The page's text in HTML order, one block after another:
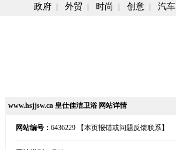
政府 | 外贸 | 时尚 | 创意 | 汽车
www.hsjjsw.cn 皇仕佳洁卫浴 网站详情
网站编号： 6436229 【本页报错或问题反馈联系】